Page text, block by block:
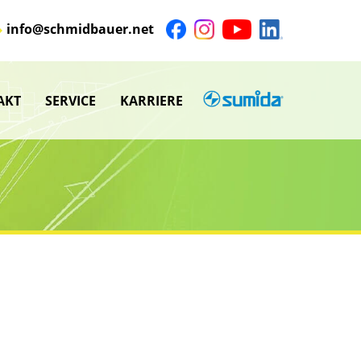
info@schmidbauer.net
SERVICE
Untermenü
KARRIERE SUMIDA